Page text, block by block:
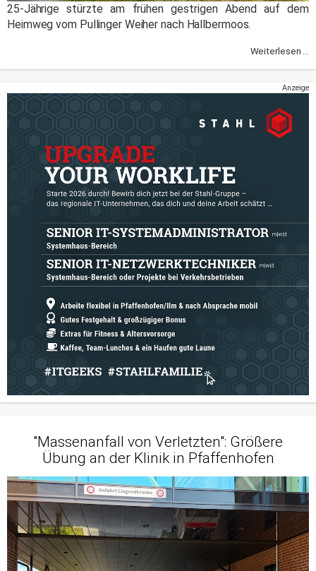
25-Jährige stürzte am frühen gestrigen Abend auf dem
Heimweg vom Pullinger Weiher nach Hallbermoos.
Weiterlesen ...
Anzeige
"Massenanfall von Verletzten": Größere
Übung an der Klinik in Pfaffenhofen